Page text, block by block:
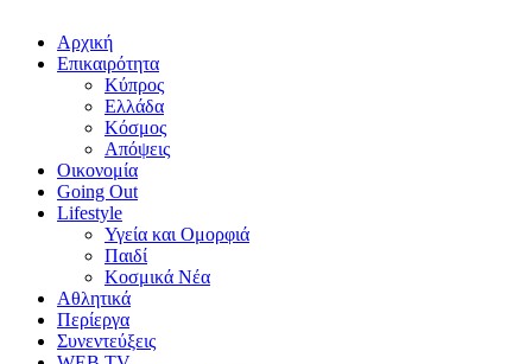
Αρχική
Επικαιρότητα
Κύπρος
Ελλάδα
Κόσμος
Απόψεις
Οικονομία
Going Out
Lifestyle
Υγεία και Ομορφιά
Παιδί
Κοσμικά Νέα
Αθλητικά
Περίεργα
Συνεντεύξεις